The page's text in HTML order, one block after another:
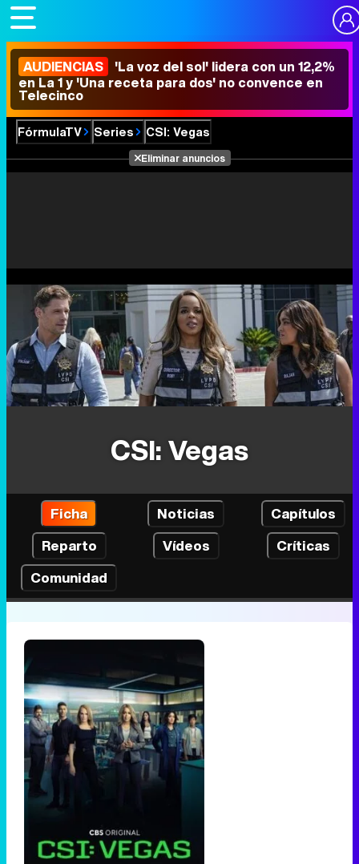
AUDIENCIAS 'La voz del sol' lidera con un 12,2%
en La 1 y 'Una receta para dos' no convence en
Telecinco
FórmulaTV Series CSI: Vegas
Eliminar anuncios
CSI: Vegas
Ficha Noticias
Capítulos
Reparto
Vídeos
Críticas
Comunidad